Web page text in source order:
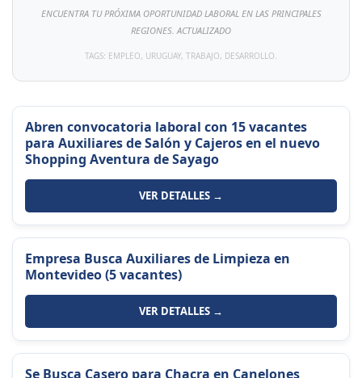
ENCUENTRA TU PRÓXIMA OPORTUNIDAD LABORAL EN LAS PRINCIPALES
REGIONES. ACTUALIZADO
TAGS: EMPLEO, URUGUAY, TRABAJO, DESARROLLO.
Abren convocatoria laboral con 15 vacantes
para Auxiliares de Salón y Cajeros en el nuevo
Shopping Aventura de Sayago
VER DETALLES →
Empresa Busca Auxiliares de Limpieza en
Montevideo (5 vacantes)
VER DETALLES →
Se Busca Casero para Chacra en Canelones